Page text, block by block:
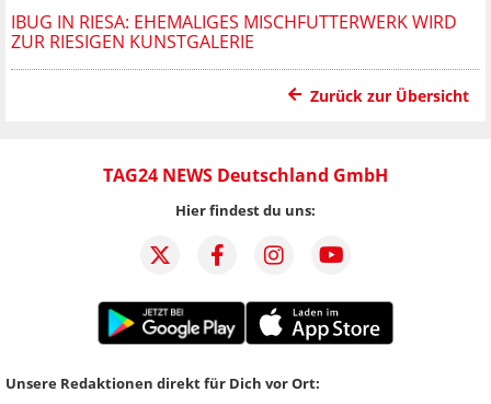
IBUG IN RIESA: EHEMALIGES MISCHFUTTERWERK WIRD
ZUR RIESIGEN KUNSTGALERIE
Zurück zur Übersicht
TAG24 NEWS Deutschland GmbH
Hier findest du uns:
Unsere Redaktionen direkt für Dich vor Ort: